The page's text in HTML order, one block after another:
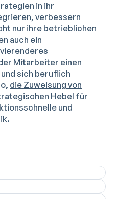
in ihr
verbessern
nur ihre betrieblichen
auch ein
Mitarbeiter einen
sich beruflich
die Zuweisung von
Hebel für
und